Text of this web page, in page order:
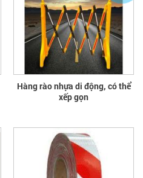
Hàng rào nhựa di động, có thể
xếp gọn